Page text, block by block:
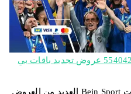
عروض بي ان سبورت الكويت 55404241 عروض تجديد باقات بي
توفر مجموعة قنوات بي ان سبورت Bein Sport العديد من العروض